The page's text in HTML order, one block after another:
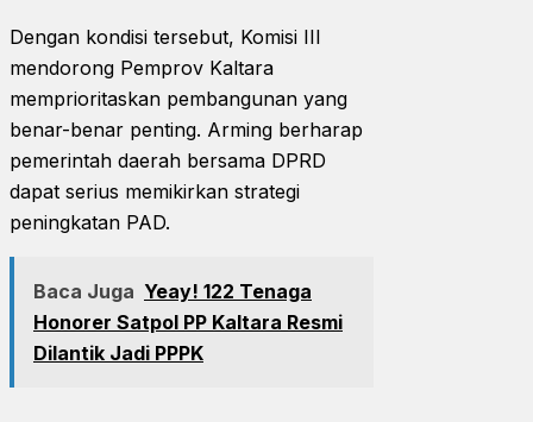
Dengan kondisi tersebut, Komisi III
mendorong Pemprov Kaltara
memprioritaskan pembangunan yang
benar-benar penting. Arming berharap
pemerintah daerah bersama DPRD
dapat serius memikirkan strategi
peningkatan PAD.
Baca Juga Yeay! 122 Tenaga
Honorer Satpol PP Kaltara Resmi
Dilantik Jadi PPPK